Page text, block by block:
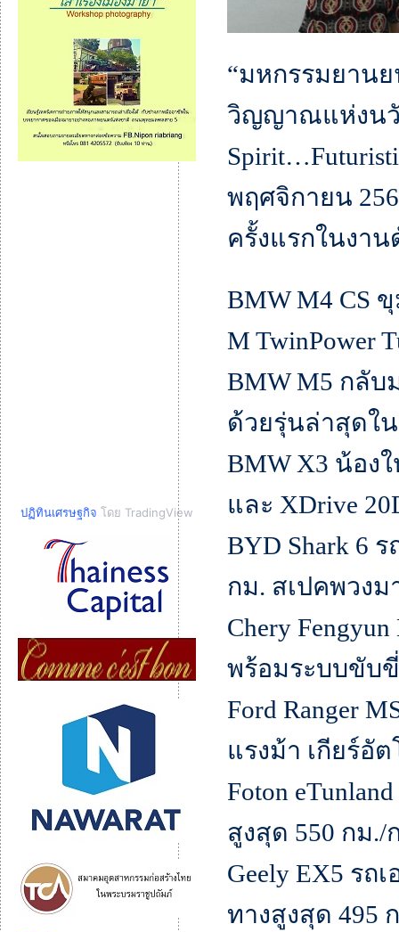
ปฏิทินเศรษฐกิจ โดย TradingView
“มหกรรมยาน
วิญญาณแห่งนวั
พฤศจิกายน
ครั้งแรกในงาน
BMW M4 CS
M TwinPower
BMW M5 กลั
ด้วยรุ่นล่าสุดใน
BMW X3 น้อง
และ XDrive
BYD Shark 6
กม. สเปคพวง
Chery
พร้อมระบบขับ
Ford Ranger
แรงม้า เกียร์อั
Foton
สูงสุด 550 กม./
Geely EX5 รถ
ทางสูงสุด 495